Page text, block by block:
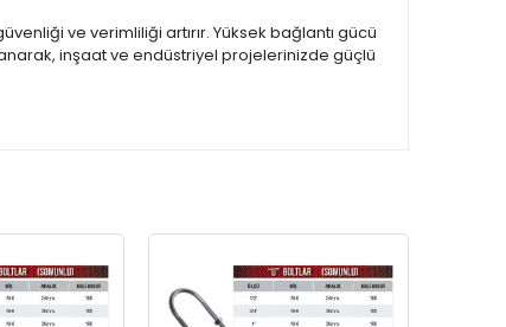
ve verimliliği artırır. Yüksek bağlantı gücü
inşaat ve endüstriyel projelerinizde güçlü